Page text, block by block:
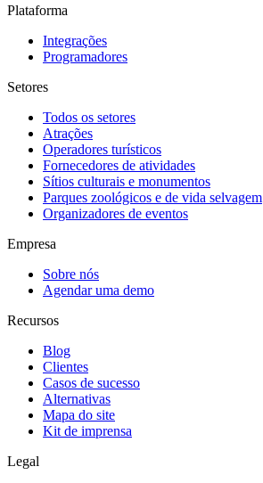
Plataforma
Integrações
Programadores
Setores
Todos os setores
Atrações
Operadores turísticos
Fornecedores de atividades
Sítios culturais e monumentos
Parques zoológicos e de vida selvagem
Organizadores de eventos
Empresa
Sobre nós
Agendar uma demo
Recursos
Blog
Clientes
Casos de sucesso
Alternativas
Mapa do site
Kit de imprensa
Legal